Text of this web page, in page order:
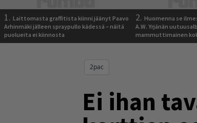
1. Laittomasta graffitista kiinni jäänyt Paavo
Arhinmäki jälleen spraypullo kädessä – näitä
puolueita ei kiinnosta
2. Huomenna se
A.W. Yrjänän
mammuttimainen
2pac
Ei ihan